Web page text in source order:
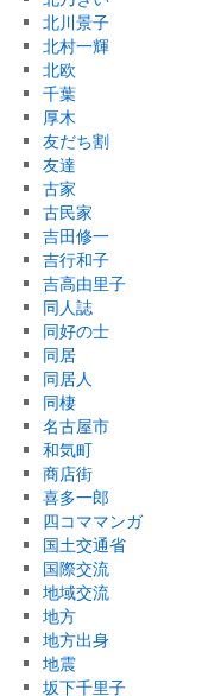
北川景子
北村一輝
北欧
千葉
厚木
友だち割
友達
古家
古民家
吉田修一
吉行和子
吉高由里子
同人誌
同好の士
同居
同居人
同棲
名古屋市
和気町
商店街
喜多一郎
四コママンガ
国土交通省
国際交流
地域交流
地方
地方出身
地震
坂下千里子